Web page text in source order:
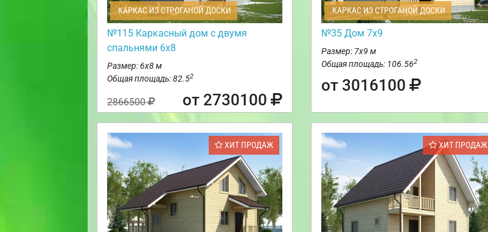
КАРКАС ИЗ СТРОГАНОЙ ДОСКИ
№115 Каркасный дом с двумя
спальнями 6х8
Размер: 6х8 м
Общая площадь: 82.52
2866500 от 2730100
КАРКАС ИЗ СТРОГАНОЙ ДОСКИ
№35 Дом 7х9
Размер: 7х9 м
Общая площадь: 106.562
от 3016100
ХИТ ПРОДАЖ ХИТ ПРОДАЖ